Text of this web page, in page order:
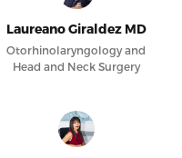
Laureano Giraldez MD
Otorhinolaryngology and
Head and Neck Surgery